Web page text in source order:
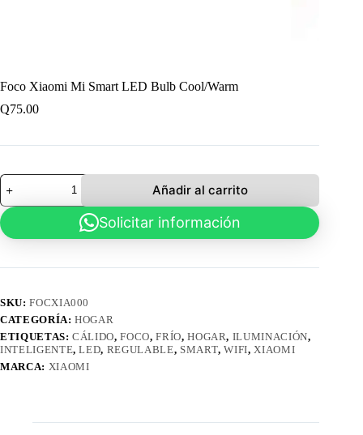
Foco Xiaomi Mi Smart LED Bulb Cool/Warm
Q75.00
Foco
Xiaomi
Mi
Smart
LED
Añadir al carrito
Solicitar información
SKU:FOCXIA000
CATEGORÍA:HOGAR
ETIQUETAS:CÁLIDO,FOCO,FRÍO,HOGAR, ILUMINACIÓN,
INTELIGENTE,LED, REGULABLE, SMART,WIFI, XIAOMI
MARCA: XIAOMI